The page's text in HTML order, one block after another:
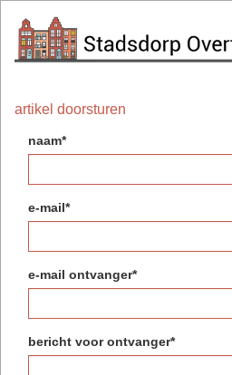
artikel doorsturen
naam*
e-mail*
e-mail ontvanger*
bericht voor ontvanger*